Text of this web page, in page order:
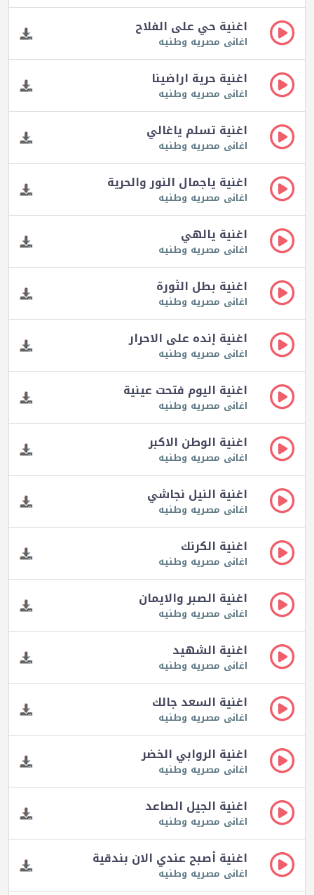
اغنية حي على الفلاح
اغانى مصريه وطنيه
اغنية حرية اراضينا
اغانى مصريه وطنيه
اغنية تسلم ياغالي
اغانى مصريه وطنيه
اغنية ياجمال النور والحرية
اغانى مصريه وطنيه
اغنية يالهي
اغانى مصريه وطنيه
اغنية بطل الثورة
اغانى مصريه وطنيه
اغنية إنده على الاحرار
اغانى مصريه وطنيه
اغنية اليوم فتحت عينية
اغانى مصريه وطنيه
اغنية الوطن الاكبر
اغانى مصريه وطنيه
اغنية النيل نجاشي
اغانى مصريه وطنيه
اغنية الكرنك
اغانى مصريه وطنيه
اغنية الصبر والايمان
اغانى مصريه وطنيه
اغنية الشهيد
اغانى مصريه وطنيه
اغنية السعد جالك
اغانى مصريه وطنيه
اغنية الروابي الخضر
اغانى مصريه وطنيه
اغنية الجيل الصاعد
اغانى مصريه وطنيه
اغنية أصبح عندي الان بندقية
اغانى مصريه وطنيه